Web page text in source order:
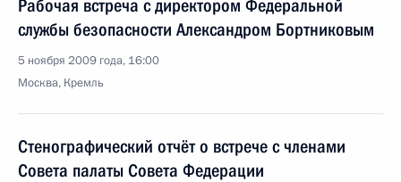
Рабочая встреча с директором Федеральной
службы безопасности Александром Бортниковым
5 ноября 2009 года, 16:00
Москва, Кремль
Стенографический отчёт о встрече с членами
Совета палаты Совета Федерации